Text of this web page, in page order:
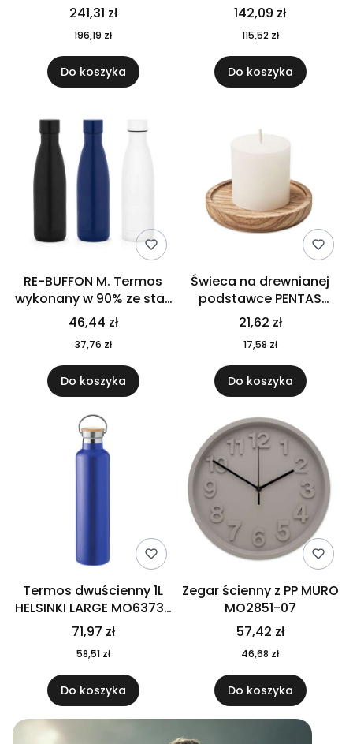
241,31 zł
196,19 zł
Do koszyka
142,09 zł
115,52 zł
Do koszyka
RE-BUFFON M. Termos
wykonany w 90% ze stali
nierdzewnej
pochodzącej z
recyklingu 520 ml 94294
46,44 zł
37,76 zł
Do koszyka
Świeca na drewnianej
podstawce PENTAS
MO6282-40
21,62 zł
17,58 zł
Do koszyka
Termos dwuścienny 1L
HELSINKI LARGE MO6373-
04
71,97 zł
58,51 zł
Do koszyka
Zegar ścienny z PP MURO
MO2851-07
57,42 zł
46,68 zł
Do koszyka